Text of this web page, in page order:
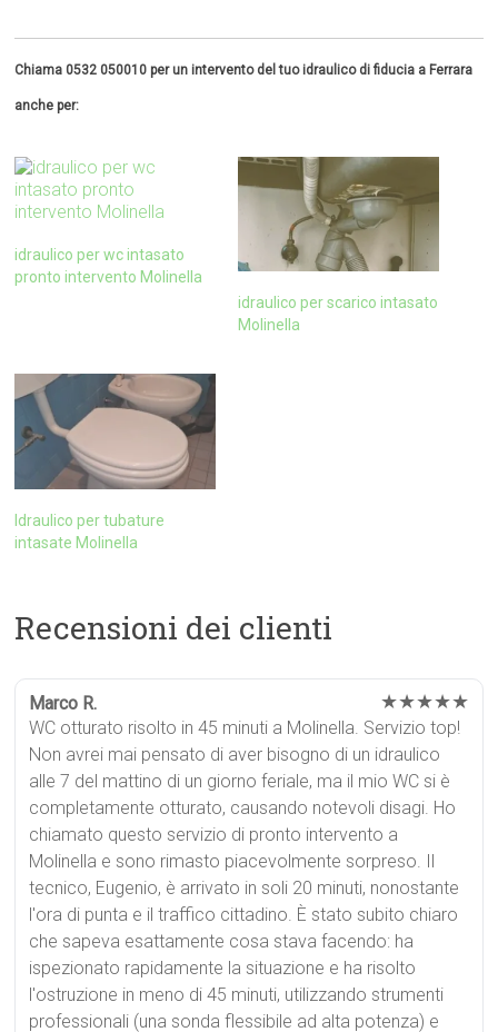
Chiama 0532 050010 per un intervento del tuo idraulico di fiducia a Ferrara
anche per:
idraulico per wc intasato
pronto intervento Molinella
idraulico per scarico intasato
Molinella
Idraulico per tubature
intasate Molinella
Recensioni dei clienti
Marco R. ★★★★★
WC otturato risolto in 45 minuti a Molinella. Servizio top!
Non avrei mai pensato di aver bisogno di un idraulico
alle 7 del mattino di un giorno feriale, ma il mio WC si è
completamente otturato, causando notevoli disagi. Ho
chiamato questo servizio di pronto intervento a
Molinella e sono rimasto piacevolmente sorpreso. Il
tecnico, Eugenio, è arrivato in soli 20 minuti, nonostante
l'ora di punta e il traffico cittadino. È stato subito chiaro
che sapeva esattamente cosa stava facendo: ha
ispezionato rapidamente la situazione e ha risolto
l'ostruzione in meno di 45 minuti, utilizzando strumenti
professionali (una sonda flessibile ad alta potenza) e